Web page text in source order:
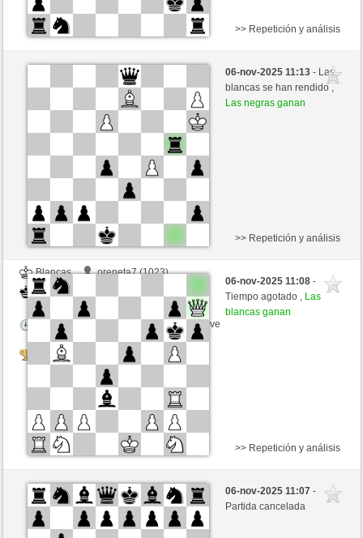
Blancas
oreneta6 (1218)
oreneta3 (1315)
Tiempo: 2 minutes/side + 1 seconds/move
>> Repetición y análisis
06-nov-2025 11:13- Las
blancas se han rendido ,
Las negras ganan
Blancas
oreneta7 (1023)
Negras
Tiempo: 2 minutes/side + 1 seconds/move
Tournament
>> Repetición y análisis
06-nov-2025 11:08-
Tiempo agotado , Las
blancas ganan
Negras
oreneta6 (1218)
Blancas
oreneta3 (1315)
Tiempo: 2 minutes/side + 1 seconds/move
>> Repetición y análisis
06-nov-2025 11:07-
Partida cancelada